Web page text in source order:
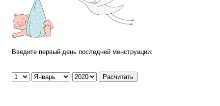
Введите первый день последней менструации: